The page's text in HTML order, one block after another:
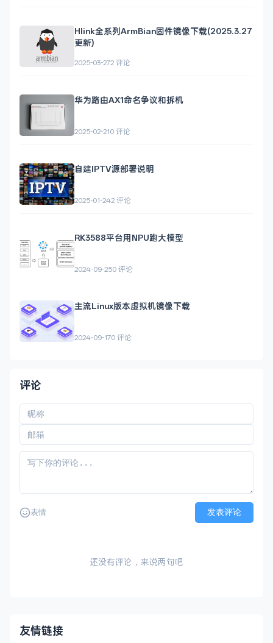
Hlink全系列ArmBian固件镜像下载(2025.3.27
更新)
2025-03-272 评论
华为路由AX1命名争议和拆机
2025-02-210 评论
自建IPTV源部署说明
2025-01-242 评论
RK3588平台用NPU跑大模型
2024-09-250 评论
主流Linux版本虚拟机镜像下载
2024-09-170 评论
评论
表情 发表评论
还没有评论，来说两句吧
友情链接